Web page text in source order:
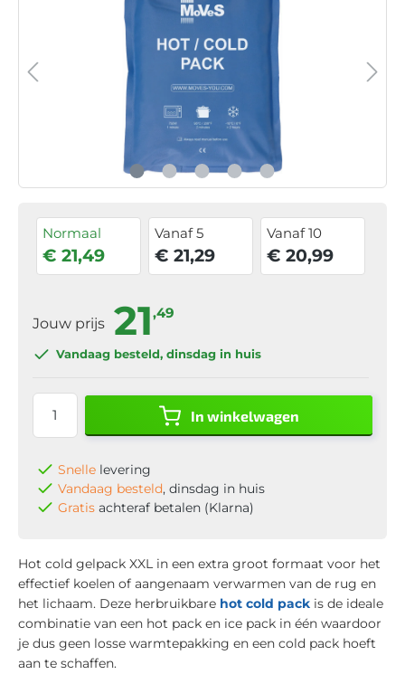
Normaal
€ 21,49
Vanaf 5
€ 21,29
Vanaf 10
€ 20,99
Jouw prijs 21,49
Vandaag besteld, dinsdag in huis
In winkelwagen
Snelle levering
Vandaag besteld, dinsdag in huis
Gratis achteraf betalen (Klarna)
Hot cold gelpack XXL in een extra groot formaat voor het
effectief koelen of aangenaam verwarmen van de rug en
het lichaam. Deze herbruikbare hot cold pack is de ideale
combinatie van een hot pack en ice pack in één waardoor
je dus geen losse warmtepakking en een cold pack hoeft
aan te schaffen.